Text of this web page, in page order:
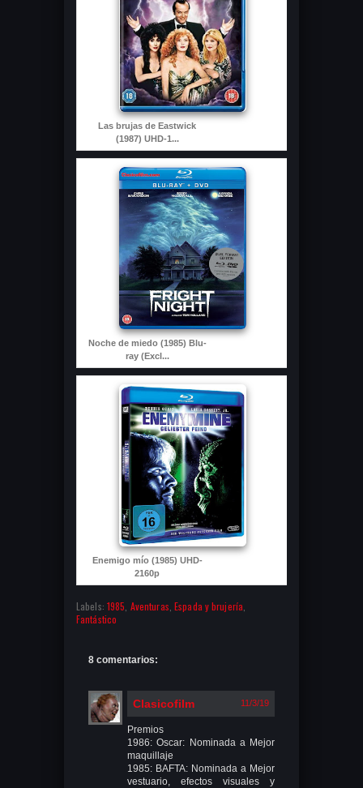
Las brujas de Eastwick
(1987) UHD-1...
Noche de miedo (1985) Blu-
ray (Excl...
Enemigo mío (1985) UHD-
2160p
Labels: 1985 Aventuras ,Espada y brujería
Fantástico
8 comentarios:
Clasicofilm 11/3/19
Premios
1986: Oscar: Nominada a Mejor
maquillaje
1985: BAFTA: Nominada a Mejor
vestuario, efectos visuales y